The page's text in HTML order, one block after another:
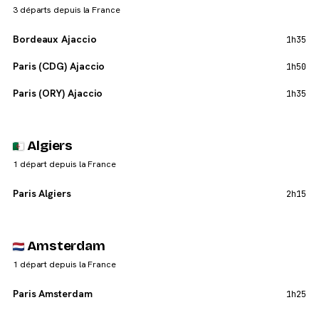
3 départs depuis la France
Bordeaux Ajaccio 1h35
Paris (CDG) Ajaccio 1h50
Paris (ORY) Ajaccio 1h35
Algiers
1 départ depuis la France
Paris Algiers 2h15
Amsterdam
1 départ depuis la France
Paris Amsterdam 1h25